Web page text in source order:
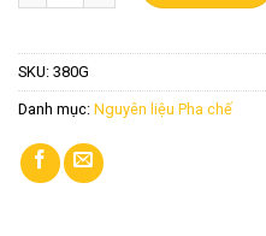
SKU: 380G
Danh mục: Nguyên liệu Pha chế